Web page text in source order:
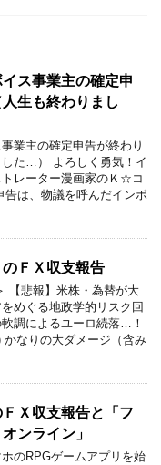
ス事業主の確定申
生も終わりまし
業主の確定申告が終わり
た…） よろしく勇気！イ
レーター漫画家のＫ☆コ
告は、物議を呼んだインボ
ＦＸ収支報告
【悲報】米株・為替が大
めぐる地政学的リスク回
調によるユーロ続落…！
かなりの大ダメージ（含み
Ｘ収支報告と「フ
ンライン」
のRPGゲームアプリを始